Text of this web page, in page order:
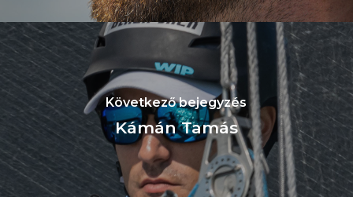
Következő bejegyzés
Kámán Tamás